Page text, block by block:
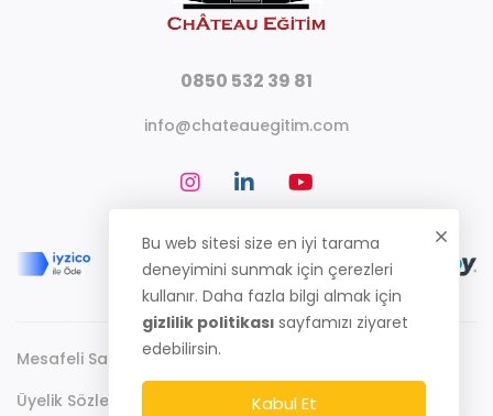
0850 532 39 81
info@chateauegitim.com
Mesafeli Satış Sözleşmesi
Üyelik Sözleşmesi
Bu web sitesi size en iyi tarama
deneyimini sunmak için çerezleri
kullanır. Daha fazla bilgi almak için
gizlilik politikası sayfamızı ziyaret
edebilirsin.
Kabul Et